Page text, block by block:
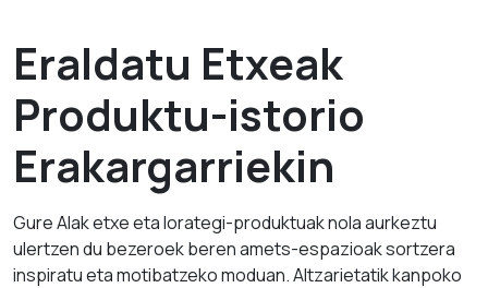
Eraldatu Etxeak
Produktu-istorio
Erakargarriekin
Gure AIak etxe eta lorategi-produktuak nola aurkeztu
ulertzen du bezeroek beren amets-espazioak sortzera
inspiratu eta motibatzeko moduan. Altzarietatik kanpoko